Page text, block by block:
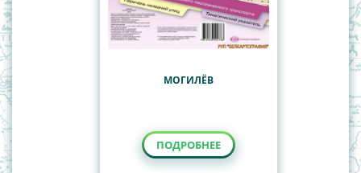
МОГИЛЁВ
ПОДРОБНЕЕ